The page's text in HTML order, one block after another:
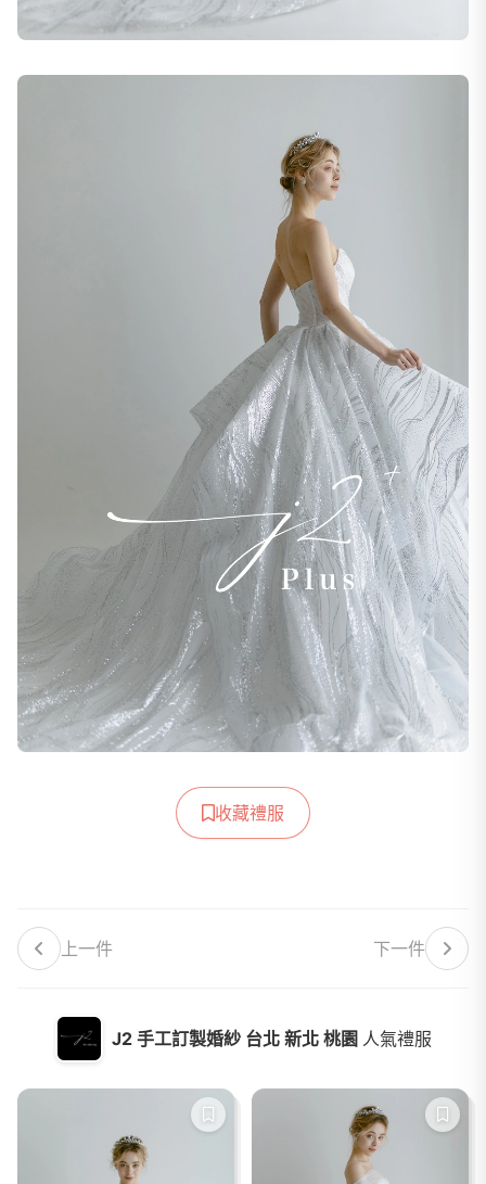
收藏禮服
上一件 下一件
J2 手工訂製婚紗 台北 新北 桃園 人氣禮服